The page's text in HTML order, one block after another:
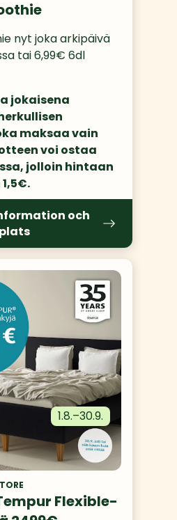
nyt joka arkipäivä
tai 6,99€ 6dl
jokaisena
maksaa vain
voi ostaa
jolloin hintaan
och
plats
1.8.–30.9.
Flexible-